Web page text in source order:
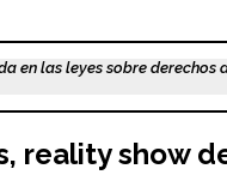
en las leyes sobre derechos
reality show